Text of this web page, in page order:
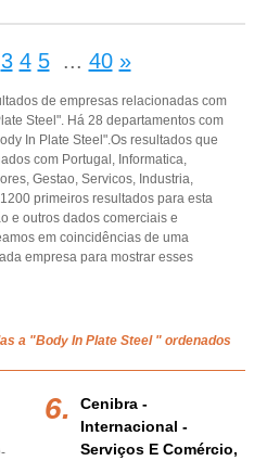
3 4 5 ... 40 »
de empresas relacionadas com
Steel". Há 28 departamentos com
In Plate Steel".Os resultados que
com Portugal, Informatica,
Gestao, Servicos, Industria,
primeiros resultados para esta
e outros dados comerciais e
em coincidências de uma
empresa para mostrar esses
a "Body In Plate Steel " ordenados
Cenibra -
Internacional -
Serviços E Comércio,